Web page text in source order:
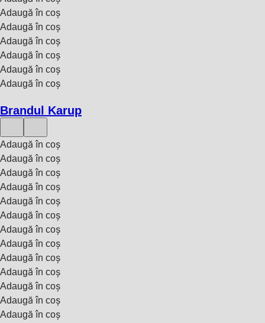
Adaugă în coș
Adaugă în coș
Adaugă în coș
Adaugă în coș
Adaugă în coș
Adaugă în coș
Brandul Karup
Adaugă în coș
Adaugă în coș
Adaugă în coș
Adaugă în coș
Adaugă în coș
Adaugă în coș
Adaugă în coș
Adaugă în coș
Adaugă în coș
Adaugă în coș
Adaugă în coș
Adaugă în coș
Adaugă în coș